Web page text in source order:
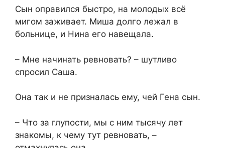
Сын оправился быстро, на молодых всё
мигом заживает. Миша долго лежал в
больнице, и Нина его навещала.
– Мне начинать ревновать? – шутливо
спросил Саша.
Она так и не призналась ему, чей Гена сын.
– Что за глупости, мы с ним тысячу лет
знакомы, к чему тут ревновать, –